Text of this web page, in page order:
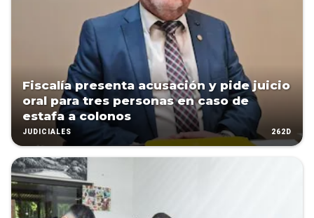
Fiscalía presenta acusación y pide juicio
oral para tres personas en caso de
estafa a colonos
JUDICIALES 262D